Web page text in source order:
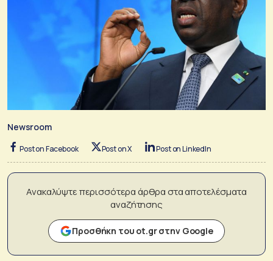
Newsroom
Post on Facebook Post on X Post on LinkedIn
Ανακαλύψτε περισσότερα άρθρα στα αποτελέσματα
αναζήτησης
Προσθήκη του ot.gr στην Google